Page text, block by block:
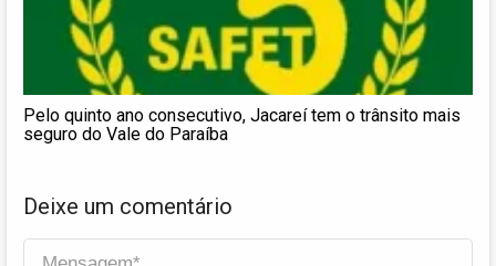
Pelo quinto ano consecutivo, Jacareí tem o trânsito mais
seguro do Vale do Paraíba
Deixe um comentário